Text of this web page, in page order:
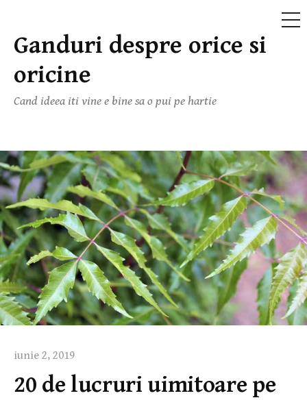
Skip
to
content
Ganduri despre orice si
oricine
Cand ideea iti vine e bine sa o pui pe hartie
iunie 2, 2019
20 de lucruri uimitoare pe